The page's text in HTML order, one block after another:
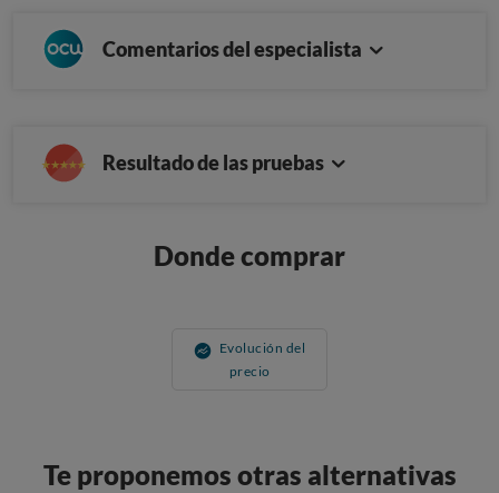
Comentarios del especialista
Resultado de las pruebas
Donde comprar
Evolución del
precio
Te proponemos otras alternativas